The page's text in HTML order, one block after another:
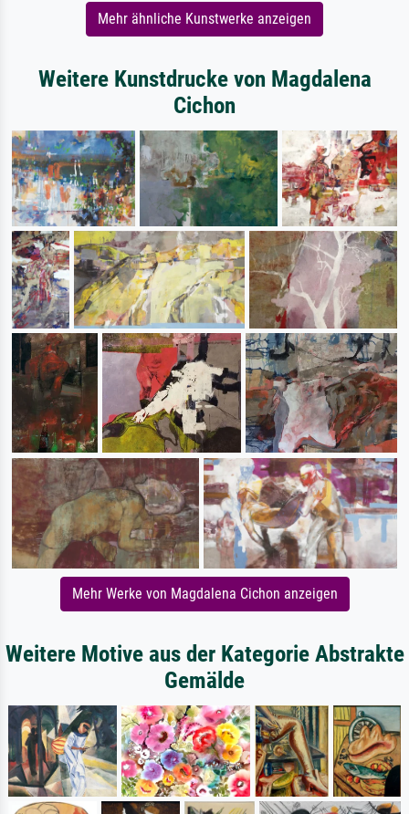
Mehr ähnliche Kunstwerke anzeigen
Weitere Kunstdrucke von Magdalena
Cichon
Mehr Werke von Magdalena Cichon anzeigen
Weitere Motive aus der Kategorie Abstrakte
Gemälde